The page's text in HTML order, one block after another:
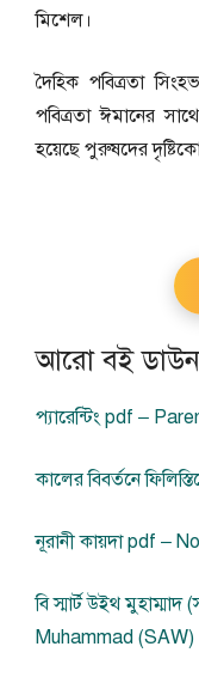
মিশেল।
দৈহিক পবিত্রতা
পবিত্রতা ঈমানের
হয়েছে পুরুষদের
আরো বই
প্যারেন্টিং pdf –
কালের বিবর্তনে
নূরানী কায়দা pdf –
বি স্মার্ট উইথ
Muhammad (SAW)